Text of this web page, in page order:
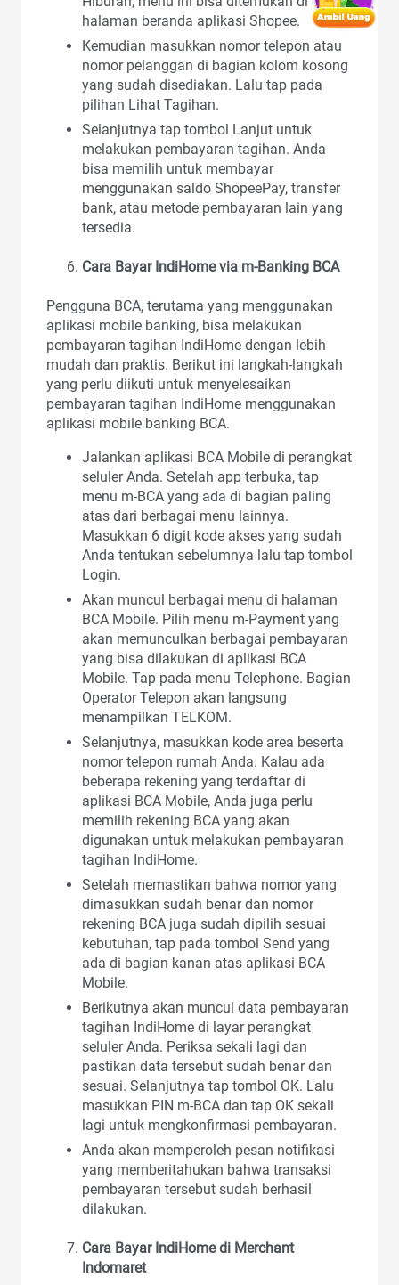
halaman beranda aplikasi Shopee.
Kemudian masukkan nomor telepon atau
nomor pelanggan di bagian kolom kosong
yang sudah disediakan. Lalu tap pada
pilihan Lihat Tagihan.
Selanjutnya tap tombol Lanjut untuk
melakukan pembayaran tagihan. Anda
bisa memilih untuk membayar
menggunakan saldo ShopeePay, transfer
bank, atau metode pembayaran lain yang
tersedia.
Cara Bayar IndiHome via m-Banking BCA
Pengguna BCA, terutama yang menggunakan
aplikasi mobile banking, bisa melakukan
pembayaran tagihan IndiHome dengan lebih
mudah dan praktis. Berikut ini langkah-langkah
yang perlu diikuti untuk menyelesaikan
pembayaran tagihan IndiHome menggunakan
aplikasi mobile banking BCA.
Jalankan aplikasi BCA Mobile di perangkat
seluler Anda. Setelah app terbuka, tap
menu m-BCA yang ada di bagian paling
atas dari berbagai menu lainnya.
Masukkan 6 digit kode akses yang sudah
Anda tentukan sebelumnya lalu tap tombol
Login.
Akan muncul berbagai menu di halaman
BCA Mobile. Pilih menu m-Payment yang
akan memunculkan berbagai pembayaran
yang bisa dilakukan di aplikasi BCA
Mobile. Tap pada menu Telephone. Bagian
Operator Telepon akan langsung
menampilkan TELKOM.
Selanjutnya, masukkan kode area beserta
nomor telepon rumah Anda. Kalau ada
beberapa rekening yang terdaftar di
aplikasi BCA Mobile, Anda juga perlu
memilih rekening BCA yang akan
digunakan untuk melakukan pembayaran
tagihan IndiHome.
Setelah memastikan bahwa nomor yang
dimasukkan sudah benar dan nomor
rekening BCA juga sudah dipilih sesuai
kebutuhan, tap pada tombol Send yang
ada di bagian kanan atas aplikasi BCA
Mobile.
Berikutnya akan muncul data pembayaran
tagihan IndiHome di layar perangkat
seluler Anda. Periksa sekali lagi dan
pastikan data tersebut sudah benar dan
sesuai. Selanjutnya tap tombol OK. Lalu
masukkan PIN m-BCA dan tap OK sekali
lagi untuk mengkonfirmasi pembayaran.
Anda akan memperoleh pesan notifikasi
yang memberitahukan bahwa transaksi
pembayaran tersebut sudah berhasil
dilakukan.
Cara Bayar IndiHome di Merchant
Indomaret